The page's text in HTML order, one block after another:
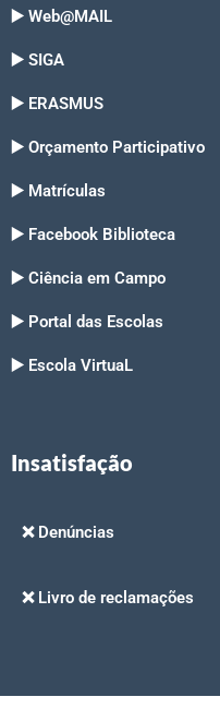
▶️ Web@MAIL
▶️ SIGA
▶️ ERASMUS
▶️ Orçamento Participativo
▶️ Matrículas
▶️ Facebook Biblioteca
▶️ Ciência em Campo
▶️ Portal das Escolas
▶️ Escola VirtuaL
Insatisfação
❌ Denúncias
❌ Livro de reclamações